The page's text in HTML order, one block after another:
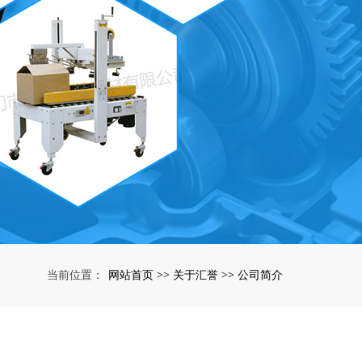
当前位置： 网站首页 >> 关于汇誉 >> 公司简介